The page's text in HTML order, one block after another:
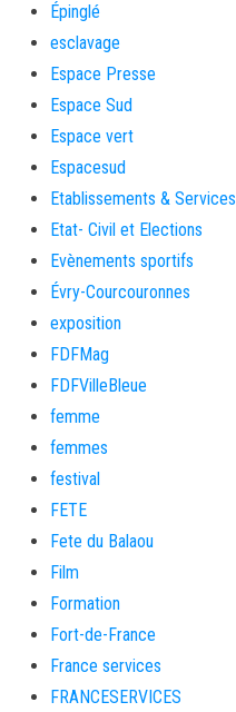
Épinglé
esclavage
Espace Presse
Espace Sud
Espace vert
Espacesud
Etablissements & Services
Etat- Civil et Elections
Evènements sportifs
Évry-Courcouronnes
exposition
FDFMag
FDFVilleBleue
femme
femmes
festival
FETE
Fete du Balaou
Film
Formation
Fort-de-France
France services
FRANCESERVICES